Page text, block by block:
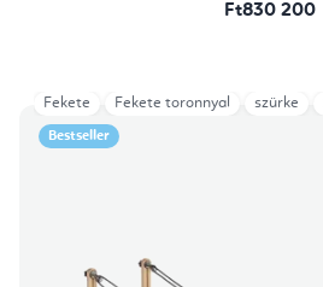
Ft830 200
Bestseller
Fekete Fekete toronnyal szürke